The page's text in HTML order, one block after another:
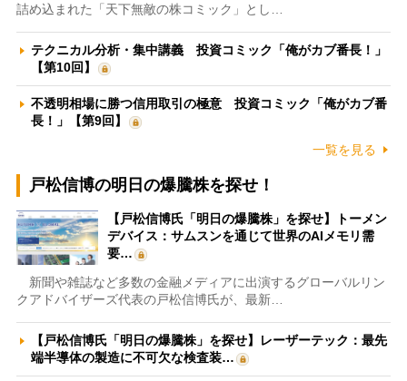
詰め込まれた「天下無敵の株コミック」とし…
テクニカル分析・集中講義 投資コミック「俺がカブ番長！」
【第10回】
不透明相場に勝つ信用取引の極意 投資コミック「俺がカブ番
長！」【第9回】
一覧を見る
戸松信博の明日の爆騰株を探せ！
【戸松信博氏「明日の爆騰株」を探せ】トーメン
デバイス：サムスンを通じて世界のAIメモリ需
要…
新聞や雑誌など多数の金融メディアに出演するグローバルリン
クアドバイザーズ代表の戸松信博氏が、最新…
【戸松信博氏「明日の爆騰株」を探せ】レーザーテック：最先
端半導体の製造に不可欠な検査装…